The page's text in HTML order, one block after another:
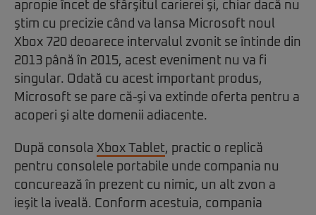
apropie încet de sfârşitul carierei şi, chiar dacă nu
ştim cu precizie când va lansa Microsoft noul
Xbox 720 deoarece intervalul zvonit se întinde din
2013 până în 2015, acest eveniment nu va fi
singular. Odată cu acest important produs,
Microsoft se pare că-şi va extinde oferta pentru a
acoperi şi alte domenii adiacente.
După consola Xbox Tablet, practic o replică
pentru consolele portabile unde compania nu
concurează în prezent cu nimic, un alt zvon a
ieşit la iveală. Conform acestuia, compania